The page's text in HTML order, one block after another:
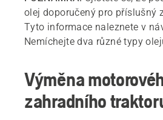
olej doporučený pro příslušný
Tyto informace naleznete v
Nemíchejte dva různé typy
Výměna
zahradního